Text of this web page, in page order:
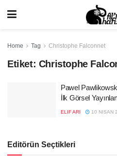
Home Tag Christophe Falconnet
Etiket: Christophe
Pawel
İlk Görsel
ELIF ARI 10 NISAN
Editörün Seçtikleri